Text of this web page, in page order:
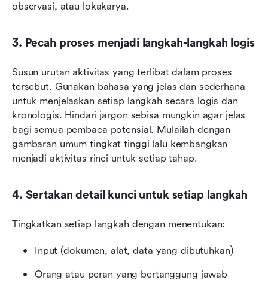
observasi, atau lokakarya.
3. Pecah proses menjadi langkah-langkah logis
Susun urutan aktivitas yang terlibat dalam proses
tersebut. Gunakan bahasa yang jelas dan sederhana
untuk menjelaskan setiap langkah secara logis dan
kronologis. Hindari jargon sebisa mungkin agar jelas
bagi semua pembaca potensial. Mulailah dengan
gambaran umum tingkat tinggi lalu kembangkan
menjadi aktivitas rinci untuk setiap tahap.
4. Sertakan detail kunci untuk setiap langkah
Tingkatkan setiap langkah dengan menentukan:
Input (dokumen, alat, data yang dibutuhkan)
Orang atau peran yang bertanggung jawab